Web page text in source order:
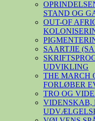
STAND OG
OUT-OF
SAARTJIE
UDVIKLING
THE MARCH
FORLØBER
TRO OG
VIDENSKAB,